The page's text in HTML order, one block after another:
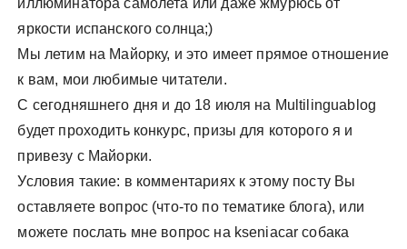
иллюминатора самолета или даже жмурюсь от
яркости испанского солнца;)
Мы летим на Майорку, и это имеет прямое отношение
к вам, мои любимые читатели.
С сегодняшнего дня и до 18 июля на Multilinguablog
будет проходить конкурс, призы для которого я и
привезу с Майорки.
Условия такие: в комментариях к этому посту Вы
оставляете вопрос (что-то по тематике блога), или
можете послать мне вопрос на kseniacar собака